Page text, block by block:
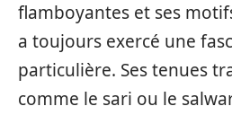
flamboyantes et ses
a toujours exercé une
particulière. Ses tenues
comme le sari ou le